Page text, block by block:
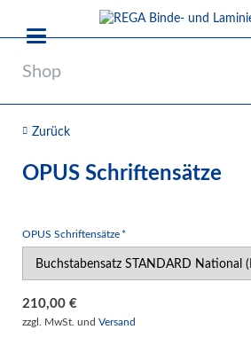
Shop
Zurück
OPUS Schriftensätze
Pflichtfeld
OPUS Schriftensätze *
210,00 €
zzgl. MwSt. und Versand